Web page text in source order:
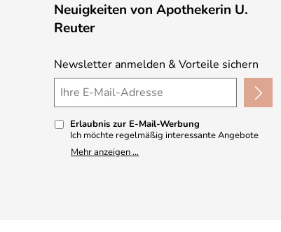
Neuigkeiten von Apothekerin U.
Reuter
Newsletter anmelden & Vorteile sichern
Erlaubnis zur E-Mail-Werbung
Ich möchte regelmäßig interessante Angebote
per E-Mail erhalten und ausserdem nach Erhalt
meiner Bestellung an die Möglichkeit zur Abgabe
Mehr anzeigen ...